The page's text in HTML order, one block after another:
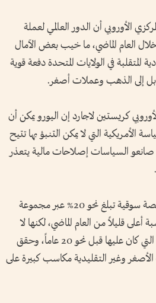
الأوروبي أن ‌الدور ​العالمي لعملة
خلال العام الماضي، ما خيب بعض الآمال
في الولايات المتحدة ⁠دفعة قوية
إلى الذهب وعملات أصغر.
كريستين ‌لاجارد إن اليورو يمكن أن
‌الأمريكية التي لا يمكن التنبؤ بها ‌تتيح
‌صانعو السياسات إصلاحات مالية ‌يتعذر
ويستحوذ اليورو حالياً ​على حصة ‌سوقية ​تبلغ نحو 20% ⁠عبر مجموعة
قليلاً من العام الماضي، لكنها ​لا
⁠تزال ⁠أقل بكثير من المستويات التي كان عليها قبل نحو 20 عاماً، وحقق
وغير التقليدية مكاسب كبيرة على